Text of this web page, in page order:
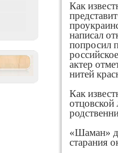
Как
написал
попросил
актер
нитей
Как
«Шаман»
старания